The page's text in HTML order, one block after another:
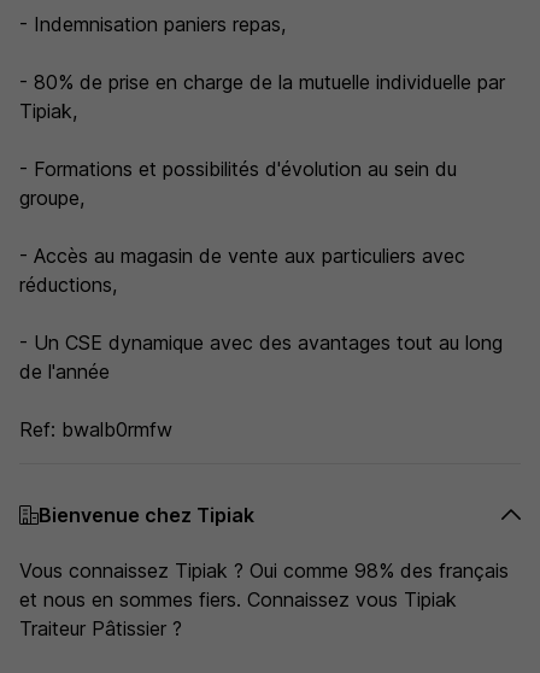
- Indemnisation paniers repas,
- 80% de prise en charge de la mutuelle individuelle par
Tipiak,
- Formations et possibilités d'évolution au sein du
groupe,
- Accès au magasin de vente aux particuliers avec
réductions,
- Un CSE dynamique avec des avantages tout au long
de l'année
Ref: bwalb0rmfw
Bienvenue chez Tipiak
Vous connaissez Tipiak ? Oui comme 98% des français
et nous en sommes fiers. Connaissez vous Tipiak
Traiteur Pâtissier ?